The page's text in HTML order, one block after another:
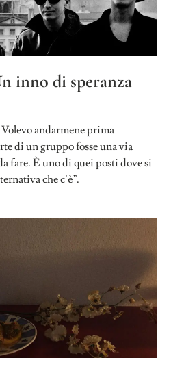
inno di speranza
andarmene prima
di un gruppo fosse una via
fare. È uno di quei posti dove si
che c’è”.